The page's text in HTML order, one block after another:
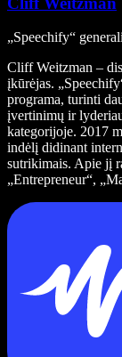
„Speechify“
Cliff Weitzman –
įkūrėjas.
programa, turinti
įvertinimų ir
kategorijoje. 2017
indėlį didinant
sutrikimais. Apie jį
„Entrepreneur“,